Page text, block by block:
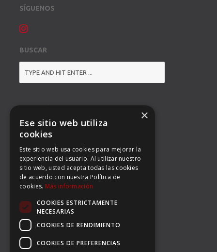
SÍGUENOS
BUSCAR
BALMES 92, 3º 1ª B
08008 BARCELONA
TEL: (34) 93 363 53 97
FAX: (34) 93 396 90 14
EMAIL:INFO@CARSERSPORTS.COM
×
Ese sitio web utiliza
cookies
Este sitio web usa cookies para mejorar la
experiencia del usuario. Al utilizar nuestro
sitio web, usted acepta todas las cookies
de acuerdo con nuestra Política de
cookies. Más información
COOKIES ESTRICTAMENTE
NECESARIAS
COOKIES DE RENDIMIENTO
COOKIES DE PREFERENCIAS